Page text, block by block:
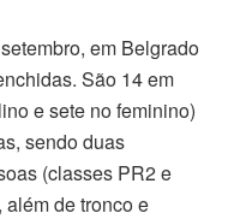
em Belgrado
São 14 em
e sete no feminino)
sendo duas
(classes PR2 e
de tronco e